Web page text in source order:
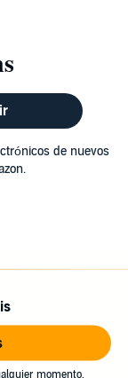
de nuevos
momento.